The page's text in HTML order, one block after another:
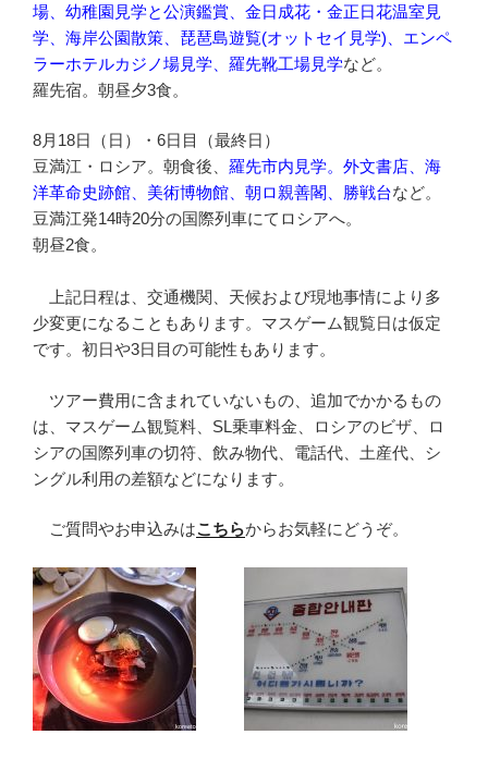
場、幼稚園見学と公演鑑賞、金日成花・金正日花温室見
学、海岸公園散策、琵琶島遊覧(オットセイ見学)、エンペ
ラーホテルカジノ場見学、羅先靴工場見学など。
羅先宿。朝昼夕3食。
8月18日（日）・6日目（最終日）
豆満江・ロシア。朝食後、 羅先市内見学。外文書店、海
洋革命史跡館、美術博物館、朝ロ親善閣、勝戦台など。
豆満江発14時20分の国際列車にてロシアへ。
朝昼2食。
上記日程は、交通機関、天候および現地事情により多
少変更になることもあります。マスゲーム観覧日は仮定
です。初日や3日目の可能性もあります。
ツアー費用に含まれていないもの、追加でかかるもの
は、マスゲーム観覧料、SL乗車料金、ロシアのビザ、ロ
シアの国際列車の切符、飲み物代、電話代、土産代、シ
ングル利用の差額などになります。
ご質問やお申込みはこちらからお気軽にどうぞ。